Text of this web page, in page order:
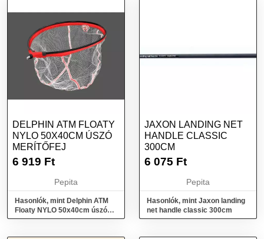
DELPHIN ATM FLOATY
NYLO 50X40CM ÚSZÓ
MERÍTŐFEJ
6 919 Ft
Pepita
Hasonlók, mint Delphin ATM
Floaty NYLO 50x40cm úszó
merítőfej
JAXON LANDING NET
HANDLE CLASSIC
300CM
6 075 Ft
Pepita
Hasonlók, mint Jaxon landing
net handle classic 300cm